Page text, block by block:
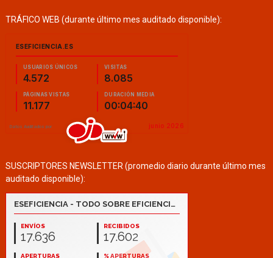
TRÁFICO WEB (durante último mes auditado disponible):
SUSCRIPTORES NEWSLETTER (promedio diario durante último mes
auditado disponible):